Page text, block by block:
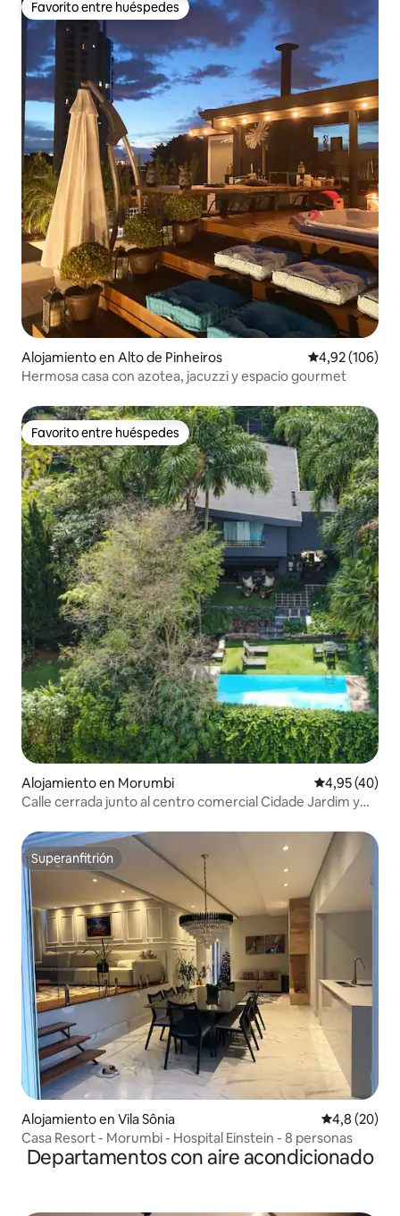
Favorito entre huéspedes
Favorito entre huéspedes
Alojamiento en Alto de Pinheiros Calificación
4,92 (106)
Hermosa casa con azotea, jacuzzi y espacio gourmet
Favorito entre huéspedes
Favorito entre huéspedes
Alojamiento en Morumbi Calificación
4,95 (40)
Calle cerrada junto al centro comercial Cidade Jardim y
Superanfitrión
Superanfitrión
Alojamiento en Vila Sônia Calificación
4,8 (20)
Casa Resort - Morumbi - Hospital Einstein - 8 personas
Departamentos con aire acondicionado